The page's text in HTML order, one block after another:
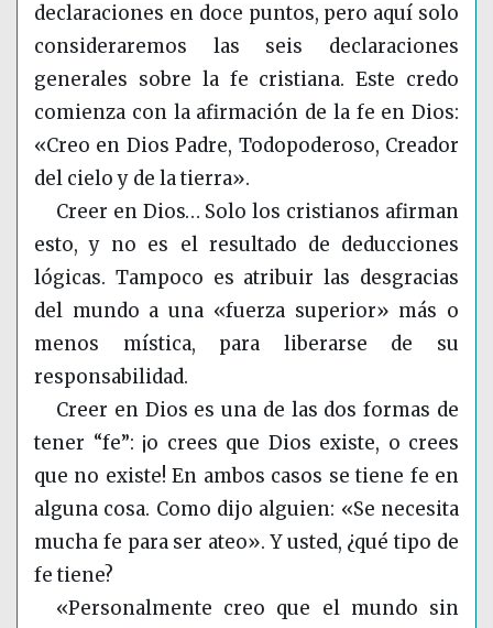
declaraciones en doce puntos, pero aquí solo
consideraremos las seis declaraciones
generales sobre la fe cristiana. Este credo
comienza con la afirmación de la fe en Dios:
«Creo en Dios Padre, Todopoderoso, Creador
del cielo y de la tierra».
Creer en Dios… Solo los cristianos afirman
esto, y no es el resultado de deducciones
lógicas. Tampoco es atribuir las desgracias
del mundo a una «fuerza superior» más o
menos mística, para liberarse de su
responsabilidad.
Creer en Dios es una de las dos formas de
tener “fe”: ¡o crees que Dios existe, o crees
que no existe! En ambos casos se tiene fe en
alguna cosa. Como dijo alguien: «Se necesita
mucha fe para ser ateo». Y usted, ¿qué tipo de
fe tiene?
«Personalmente creo que el mundo sin